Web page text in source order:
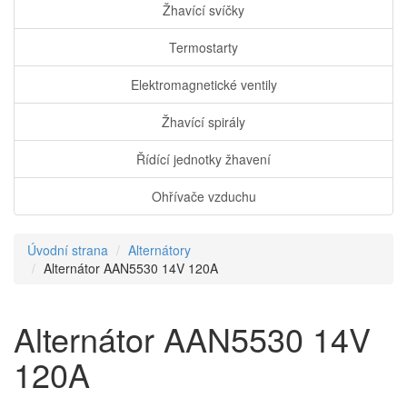
Žhavící svíčky
Termostarty
Elektromagnetické ventily
Žhavící spirály
Řídící jednotky žhavení
Ohřívače vzduchu
Úvodní strana
Alternátory
Alternátor AAN5530 14V 120A
Alternátor AAN5530 14V
120A